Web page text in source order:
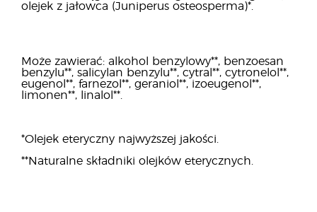
olejek z jałowca (Juniperus osteosperma)*.
Może zawierać: alkohol benzylowy**, benzoesan
benzylu**, salicylan benzylu**, cytral**, cytronelol**,
eugenol**, farnezol**, geraniol**, izoeugenol**,
limonen**, linalol**.
*Olejek eteryczny najwyższej jakości.
**Naturalne składniki olejków eterycznych.